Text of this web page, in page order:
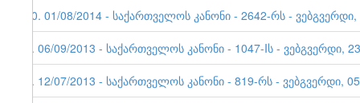
10. 01/08/2014 - საქართველოს კანონი - 2642-რს -
9. 06/09/2013 - საქართველოს კანონი - 1047-Iს -
8. 12/07/2013 - საქართველოს კანონი - 819-რს - ვებგვერდი,